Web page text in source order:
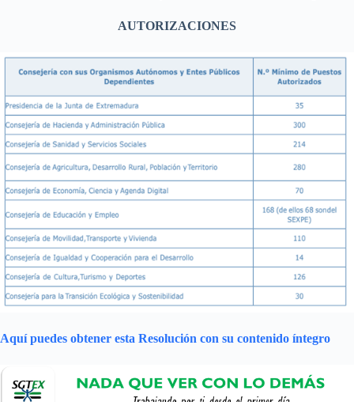
AUTORIZACIONES
Aquí puedes obtener esta Resolución con su contenido íntegro